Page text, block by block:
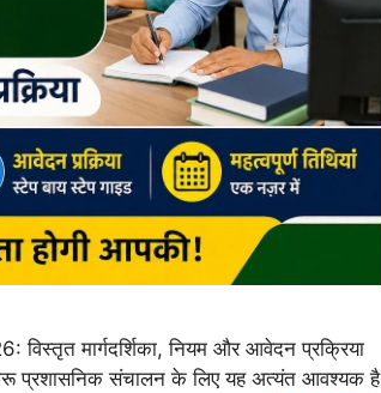
विस्तृत मार्गदर्शिका, नियम और आवेदन प्रक्रिया
प्रशासनिक संचालन के लिए यह अत्यंत आवश्यक है